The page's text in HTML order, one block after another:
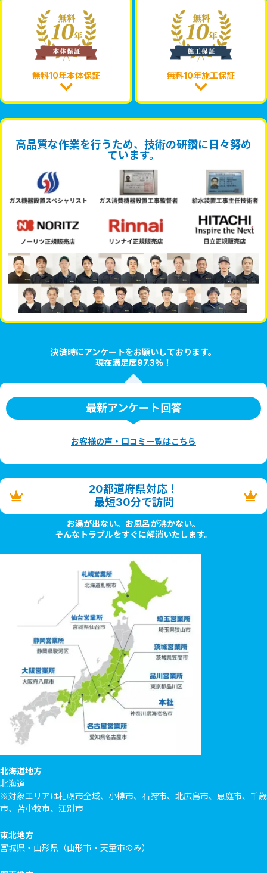
無料10年本体保証 無料10年施工保証
高品質な作業を行うため、技術の研鑽に日々努め
ています。
決済時にアンケートをお願いしております。
現在満足度97.3％！
最新アンケート回答
お客様の声・口コミ一覧はこちら
20都道府県対応！
最短30分で訪問
お湯が出ない。お風呂が沸かない。
そんなトラブルをすぐに解消いたします。
北海道地方
北海道
※対象エリアは札幌市全域、小樽市、石狩市、北広島市、恵庭市、千歳
市、苫小牧市、江別市
東北地方
宮城県・山形県（山形市・天童市のみ）